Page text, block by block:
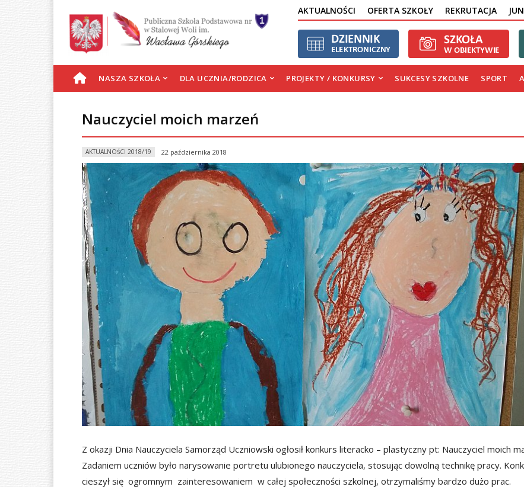
AKTUALNOŚCI OFERTA SZKOŁY REKRUTACJA
S
O
N
A
G
Ł
Ó
W
N
A
NASZA SZKOŁA DLA UCZNIA/RODZICA PROJEKTY / KONKURSY SUKCESY SZKOLNE SPORT
Nauczyciel moich marzeń
AKTUALNOŚCI 2018/19 22 października 2018
Z okazji Dnia Nauczyciela Samorząd Uczniowski ogłosił konkurs literacko – plastyczny pt: Nauczyciel moich
Zadaniem uczniów było narysowanie portretu ulubionego nauczyciela, stosując dowolną technikę pracy.
cieszył się ogromnym zainteresowaniem w całej społeczności szkolnej, otrzymaliśmy bardzo dużo prac.